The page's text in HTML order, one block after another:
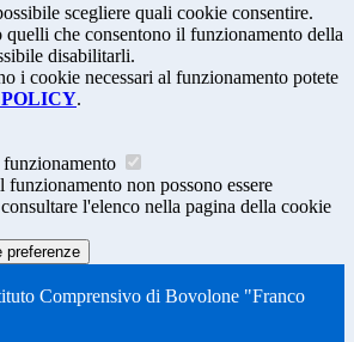
scegliere quali cookie consentire.
quelli che consentono il funzionamento della
disabilitarli.
i cookie necessari al funzionamento potete
.
funzionamento non possono essere
l'elenco nella pagina della cookie
preferenze
Comprensivo di Bovolone "Franco